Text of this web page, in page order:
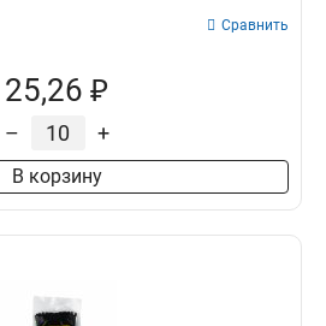
Сравнить
25,26 ₽
– +
В корзину